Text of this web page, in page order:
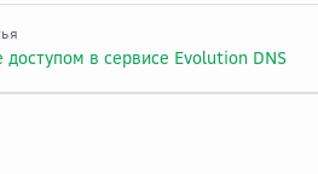
доступом в сервисе Evolution DNS